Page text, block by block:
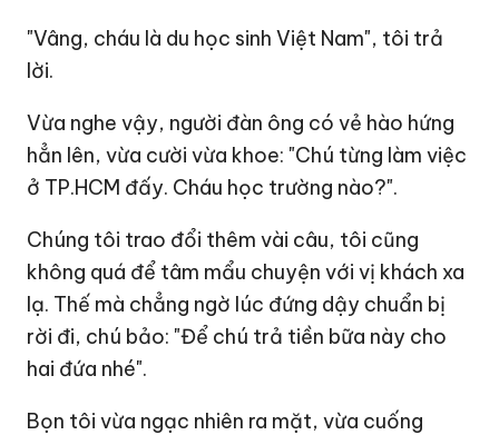
"Vâng, cháu là du học sinh Việt Nam", tôi trả
lời.
Vừa nghe vậy, người đàn ông có vẻ hào hứng
hẳn lên, vừa cười vừa khoe: "Chú từng làm việc
ở TP.HCM đấy. Cháu học trường nào?".
Chúng tôi trao đổi thêm vài câu, tôi cũng
không quá để tâm mẩu chuyện với vị khách xa
lạ. Thế mà chẳng ngờ lúc đứng dậy chuẩn bị
rời đi, chú bảo: "Để chú trả tiền bữa này cho
hai đứa nhé".
Bọn tôi vừa ngạc nhiên ra mặt, vừa cuống